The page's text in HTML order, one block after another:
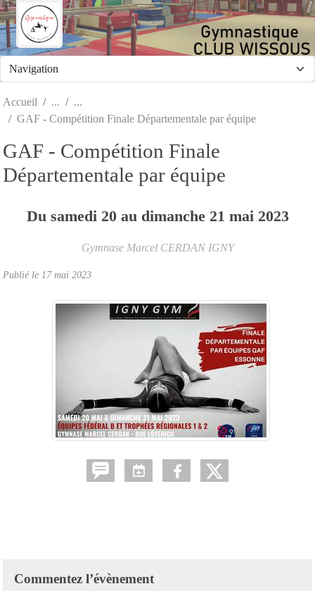
Accueil
GAF - Compétition Finale Départementale par équipe
GAF - Compétition Finale
Départementale par équipe
Du samedi 20au dimanche 21 mai 2023
Gymnase Marcel CERDAN IGNY
Publié le 17 mai 2023
Commentez l’évènement
Panneau de gestion des cookies